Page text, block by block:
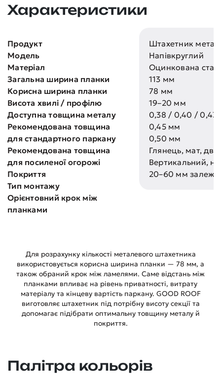
Характеристики
Продукт
Модель
Матеріал
Загальна ширина планки
Корисна ширина планки
Висота хвилі / профілю
Доступна товщина металу
Рекомендована товщина
для стандартного паркану
Рекомендована товщина
для посиленої огорожі
Покриття
Тип монтажу
Орієнтовний крок між
планками
Штахетник
Напівкруглий
Оцинкована
113 мм
78 мм
19–20 мм
0,38 / 0,40 /
0,45 мм
0,50 мм
Глянець, мат,
Вертикальний,
20–60 мм
Для розрахунку кількості металевого штахетника
використовується корисна ширина планки — 78 мм, а
також обраний крок між ламелями. Саме відстань між
планками впливає на рівень приватності, витрату
матеріалу та кінцеву вартість паркану. GOOD ROOF
виготовляє штахетник під потрібну висоту секції та
допомагає підібрати оптимальну товщину металу й
покриття.
Палітра кольорів